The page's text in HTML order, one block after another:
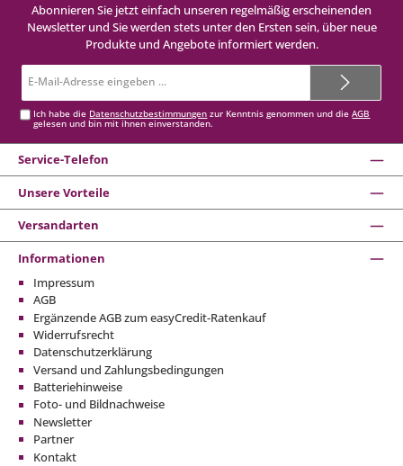
Abonnieren Sie jetzt einfach unseren regelmäßig erscheinenden
Newsletter und Sie werden stets unter den Ersten sein, über neue
Produkte und Angebote informiert werden.
Mail-
Ich habe die Datenschutzbestimmungen zur Kenntnis genommen und dieAGB
gelesen und bin mit ihnen einverstanden.
Service-Telefon
Unsere Vorteile
Versandarten
Informationen
Impressum
AGB
Ergänzende AGB zum easyCredit-Ratenkauf
Widerrufsrecht
Datenschutzerklärung
Versand und Zahlungsbedingungen
Batteriehinweise
Foto- und Bildnachweise
Newsletter
Partner
Kontakt